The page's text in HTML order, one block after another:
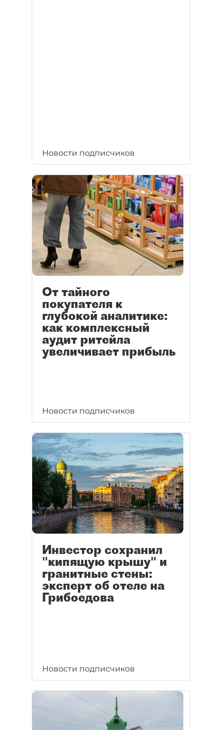
Новости подписчиков
От тайного
покупателя к
глубокой аналитике:
как комплексный
аудит ритейла
увеличивает прибыль
Новости подписчиков
Инвестор сохранил
"кипящую крышу" и
гранитные стены:
эксперт об отеле на
Грибоедова
Новости подписчиков